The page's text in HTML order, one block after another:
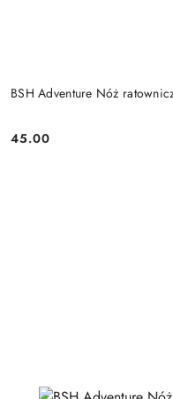
BSH Adventure Nóż
Cena:
45.00